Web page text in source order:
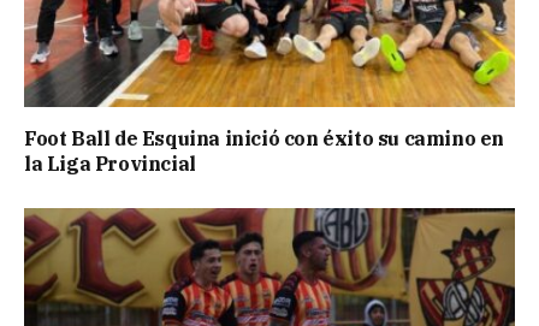
Foot Ball de Esquina inició con éxito su camino en
la Liga Provincial